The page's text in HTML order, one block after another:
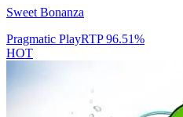
Sweet Bonanza
Pragmatic PlayRTP96.51%
HOT